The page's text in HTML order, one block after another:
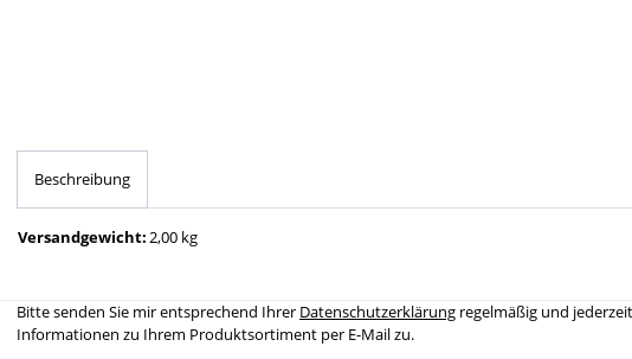
Beschreibung
Versandgewicht:2,00 kg
Bitte senden Sie mir entsprechend Ihrer Datenschutzerklärung regelmäßig und
Informationen zu Ihrem Produktsortiment per E-Mail zu.